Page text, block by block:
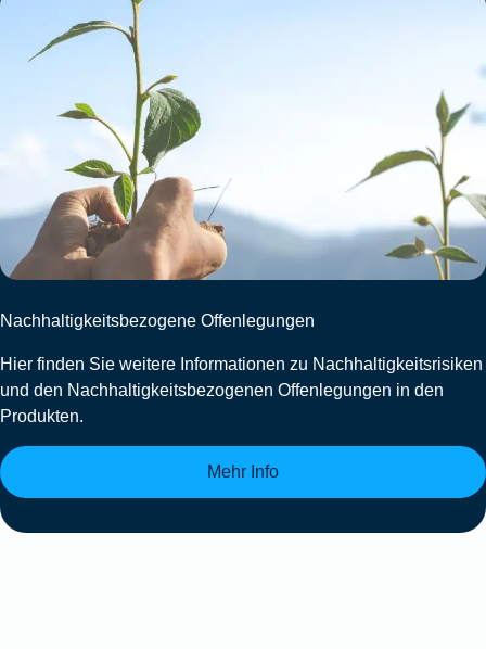
Nachhaltigkeitsbezogene Offenlegungen
Hier finden Sie weitere Informationen zu Nachhaltigkeitsrisiken
und den Nachhaltigkeitsbezogenen Offenlegungen in den
Produkten.
Mehr Info